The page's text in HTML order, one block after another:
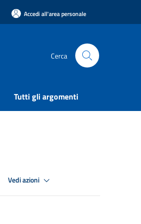
Accedi all'area personale
Cerca
Tutti gli argomenti
Vedi azioni